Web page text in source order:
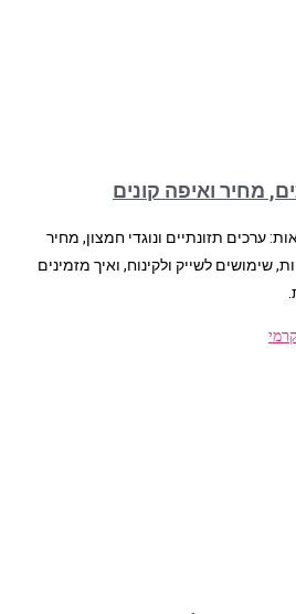
מחיר ואיפה קונים
ערכים תזונתיים ונוגדי חמצון, מחיר
שימושים לשייק ולקינוח, ואיך מזמינים